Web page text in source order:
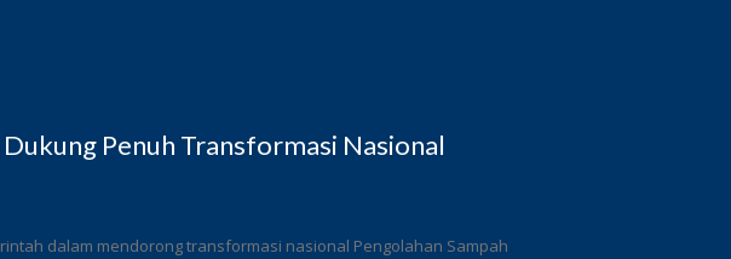
Penuh Transformasi Nasional
dalam mendorong transformasi nasional Pengolahan Sampah